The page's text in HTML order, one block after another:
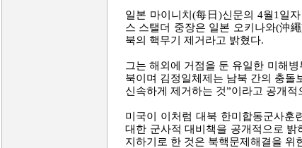
일본 마이니치(每日)신문의 4월1일
스 스탤더 중장은 일본 오키나와(沖
북의 핵무기 제거라고 밝혔다.
그는 해외에 거점을 둔 유일한 미해
북이며 김정일체제는 남북 간의 충돌
신속하게 제거하는 것”이라고 공개적
미국이 이처럼 대북 한미합동군사훈
대한 군사적 대비책을 공개적으로
지하기로 한 것은 북핵문제해결을 위